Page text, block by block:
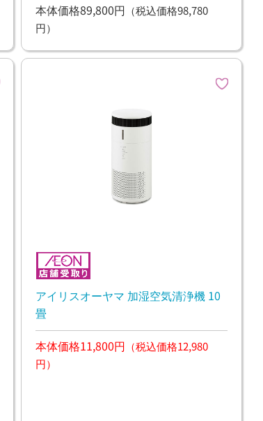
本体価格89,800円 （税込価格98,780
円）
アイリスオーヤマ 加湿空気清浄機 10
畳
本体価格11,800円 （税込価格12,980
円）